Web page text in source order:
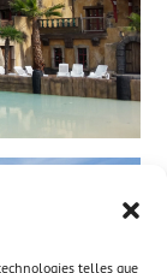
telles que